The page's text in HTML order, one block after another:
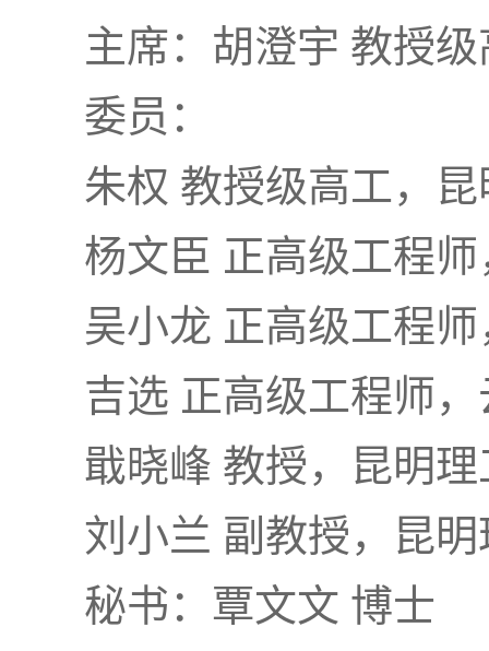
主席：胡澄宇 教授
委员：
朱权 教授级高工，
杨文臣 正高级工程
吴小龙 正高级工程
吉选 正高级工程师
戢晓峰 教授，昆明
刘小兰 副教授，昆
秘书：覃文文 博士